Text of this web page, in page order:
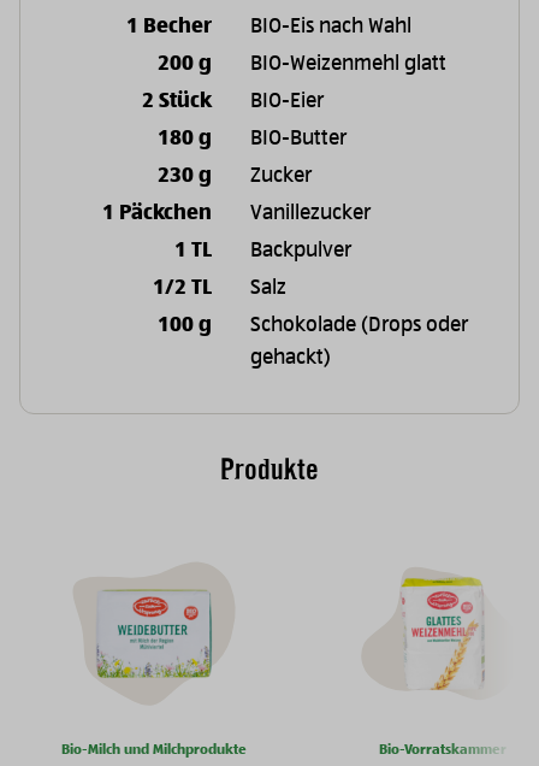
1 Becher
BIO-Eis nach Wahl
200 g
BIO-Weizenmehl glatt
2 Stück
BIO-Eier
180 g
BIO-Butter
230 g
Zucker
1 Päckchen
Vanillezucker
1 TL
Backpulver
1/2 TL
Salz
100 g
Schokolade (Drops oder
gehackt)
Produkte
Bio-Milch und Milchprodukte Bio-Vorratskammer